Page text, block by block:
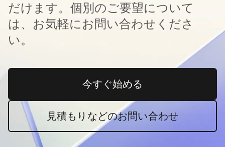
だけます。個別のご要望について
は、お気軽にお問い合わせくださ
い。
今すぐ始める新しいタブで開く
見積もりなどのお問い合わせ